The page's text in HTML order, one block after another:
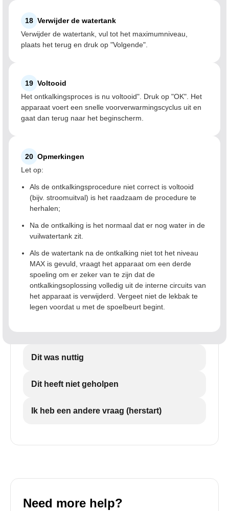
18 Verwijder de watertank
Verwijder de watertank, vul tot het maximumniveau,
plaats het terug en druk op "Volgende".
19 Voltooid
Het ontkalkingsproces is nu voltooid". Druk op "OK". Het
apparaat voert een snelle voorverwarmingscyclus uit en
gaat dan terug naar het beginscherm.
20 Opmerkingen
Let op:
Als de ontkalkingsprocedure niet correct is voltooid
(bijv. stroomuitval) is het raadzaam de procedure te
herhalen;
Na de ontkalking is het normaal dat er nog water in de
vuilwatertank zit.
Als de watertank na de ontkalking niet tot het niveau
MAX is gevuld, vraagt het apparaat om een derde
spoeling om er zeker van te zijn dat de
ontkalkingsoplossing volledig uit de interne circuits van
het apparaat is verwijderd. Vergeet niet de lekbak te
legen voordat u met de spoelbeurt begint.
Dit was nuttig
Dit heeft niet geholpen
Ik heb een andere vraag (herstart)
Need more help?